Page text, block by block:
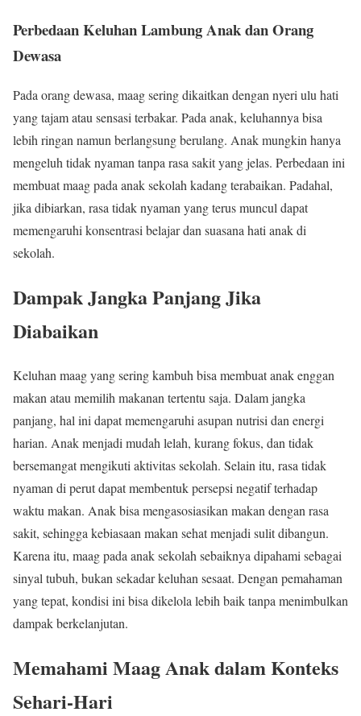
Perbedaan Keluhan Lambung Anak dan Orang
Dewasa
Pada orang dewasa, maag sering dikaitkan dengan nyeri ulu hati
yang tajam atau sensasi terbakar. Pada anak, keluhannya bisa
lebih ringan namun berlangsung berulang. Anak mungkin hanya
mengeluh tidak nyaman tanpa rasa sakit yang jelas. Perbedaan ini
membuat maag pada anak sekolah kadang terabaikan. Padahal,
jika dibiarkan, rasa tidak nyaman yang terus muncul dapat
memengaruhi konsentrasi belajar dan suasana hati anak di
sekolah.
Dampak Jangka Panjang Jika
Diabaikan
Keluhan maag yang sering kambuh bisa membuat anak enggan
makan atau memilih makanan tertentu saja. Dalam jangka
panjang, hal ini dapat memengaruhi asupan nutrisi dan energi
harian. Anak menjadi mudah lelah, kurang fokus, dan tidak
bersemangat mengikuti aktivitas sekolah. Selain itu, rasa tidak
nyaman di perut dapat membentuk persepsi negatif terhadap
waktu makan. Anak bisa mengasosiasikan makan dengan rasa
sakit, sehingga kebiasaan makan sehat menjadi sulit dibangun.
Karena itu, maag pada anak sekolah sebaiknya dipahami sebagai
sinyal tubuh, bukan sekadar keluhan sesaat. Dengan pemahaman
yang tepat, kondisi ini bisa dikelola lebih baik tanpa menimbulkan
dampak berkelanjutan.
Memahami Maag Anak dalam Konteks
Sehari-Hari